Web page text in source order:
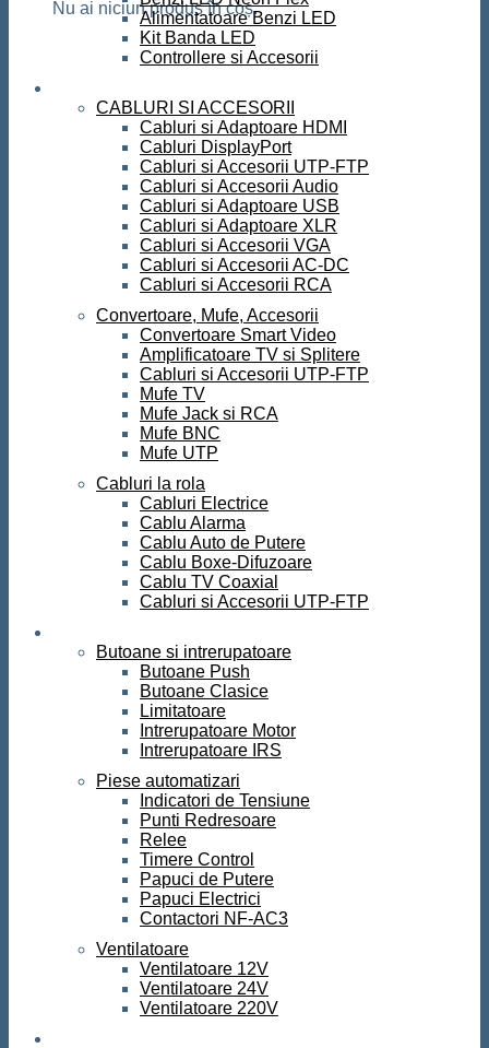
Nu ai niciun produs în coș.
Alimentatoare Benzi LED
Kit Banda LED
Controllere si Accesorii
CABLURI SI ACCESORII
Cabluri si Adaptoare HDMI
Cabluri DisplayPort
Cabluri si Accesorii UTP-FTP
Cabluri si Accesorii Audio
Cabluri si Adaptoare USB
Cabluri si Adaptoare XLR
Cabluri si Accesorii VGA
Cabluri si Accesorii AC-DC
Cabluri si Accesorii RCA
Convertoare, Mufe, Accesorii
Convertoare Smart Video
Amplificatoare TV si Splitere
Cabluri si Accesorii UTP-FTP
Mufe TV
Mufe Jack si RCA
Mufe BNC
Mufe UTP
Cabluri la rola
Cabluri Electrice
Cablu Alarma
Cablu Auto de Putere
Cablu Boxe-Difuzoare
Cablu TV Coaxial
Cabluri si Accesorii UTP-FTP
Butoane si intrerupatoare
Butoane Push
Butoane Clasice
Limitatoare
Intrerupatoare Motor
Intrerupatoare IRS
Piese automatizari
Indicatori de Tensiune
Punti Redresoare
Relee
Timere Control
Papuci de Putere
Papuci Electrici
Contactori NF-AC3
Ventilatoare
Ventilatoare 12V
Ventilatoare 24V
Ventilatoare 220V